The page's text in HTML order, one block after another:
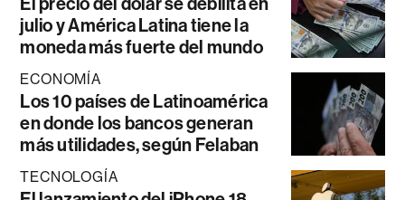
julio y América Latina tiene la
moneda más fuerte del mundo
ECONOMÍA
Los 10 países de Latinoamérica
en donde los bancos generan
más utilidades, según Felaban
TECNOLOGÍA